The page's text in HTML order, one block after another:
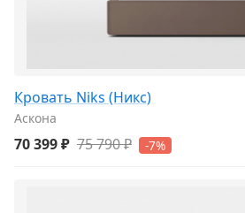
Кровать Niks (Никс)
Аскона
70 399 ₽ 75 790 ₽ -7%